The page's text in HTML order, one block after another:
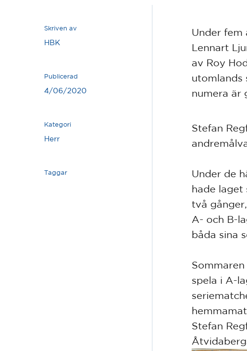
Skriven av
HBK
Publicerad
4/06/2020
Kategori
Herr
Taggar
Under fem
Lennart
av Roy
utomlands
numera är
Stefan
Under de
hade laget
två
A- och B-
båda sina
spela i A-
Stefan